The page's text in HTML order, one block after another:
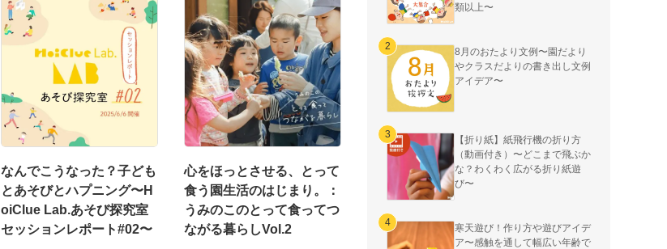
なんでこうなった？子ども
とあそびとハプニング〜H
oiClue Lab.あそび探究室
セッションレポート#02〜
心をほっとさせる、とって
食う園生活のはじまり。：
うみのこのとって食ってつ
ながる暮らしVol.2
類以上〜
8月のおたより文例〜園だより
やクラスだよりの書き出し文例
アイデア〜
【折り紙】紙飛行機の折り方
（動画付き）〜どこまで飛ぶか
な？わくわく広がる折り紙遊
び〜
寒天遊び！作り方や遊びアイデ
ア〜感触を通して幅広い年齢で